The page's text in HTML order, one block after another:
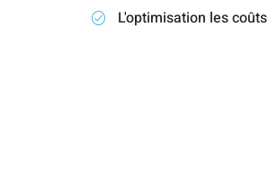
L'optimisation les coûts